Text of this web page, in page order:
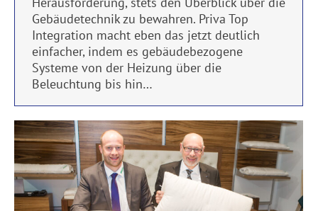
Gebäudetechnik zu bewahren. Priva Top
Integration macht eben das jetzt deutlich
einfacher, indem es gebäudebezogene
Systeme von der Heizung über die
Beleuchtung bis hin…